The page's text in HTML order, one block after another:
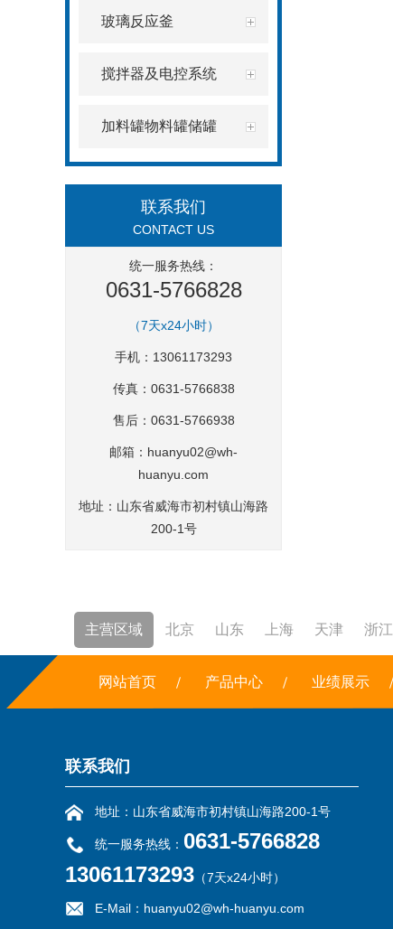
玻璃反应釜
搅拌器及电控系统
加料罐物料罐储罐
联系我们
CONTACT US
统一服务热线：
0631-5766828
（7天x24小时）
手机：13061173293
传真：0631-5766838
售后：0631-5766938
邮箱： huanyu02@wh-
huanyu.com
地址：山东省威海市初村镇山海路
200-1号
主营区域 北京 山东 上海 天津 浙江
网站首页 产品中心 业绩展示
联系我们
地址：山东省威海市初村镇山海路200-1号
统一服务热线： 0631-5766828
13061173293 （7天x24小时）
E-Mail：huanyu02@wh-huanyu.com
焚烧炉 铣边机 干冰 露点仪 三恒系统